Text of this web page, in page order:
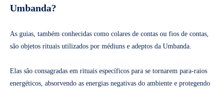
Umbanda?
As guias, também conhecidas como colares de contas ou fios de contas,
são objetos rituais utilizados por médiuns e adeptos da Umbanda.
Elas são consagradas em rituais específicos para se tornarem para-raios
energéticos, absorvendo as energias negativas do ambiente e protegendo